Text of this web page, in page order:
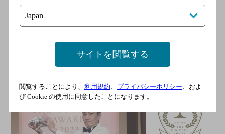
記念すべき30回目を迎える、今年のザ・カクテルアワー
サイトを閲覧する
閲覧することにより、 利用規約 プライバシーポリシー 、およ
び Cookie の使用に同意したことになります。